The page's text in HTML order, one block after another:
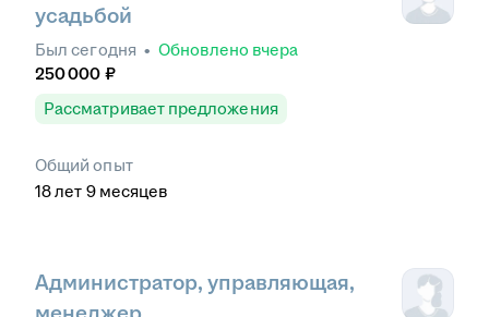
усадьбой
Был сегодня • Обновлено вчера
250 000 ₽
Рассматривает предложения
Общий опыт
18лет 9 месяцев
Администратор, управляющая,